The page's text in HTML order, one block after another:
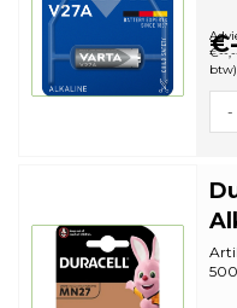
€--
btw)
-